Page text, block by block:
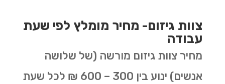
צוות גיזום- מחיר מומלץ לפי שעת
עבודה
מחיר צוות גיזום מורשה (של שלושה
אנשים) ינוע בין 300 – 600 ₪ לכל שעת